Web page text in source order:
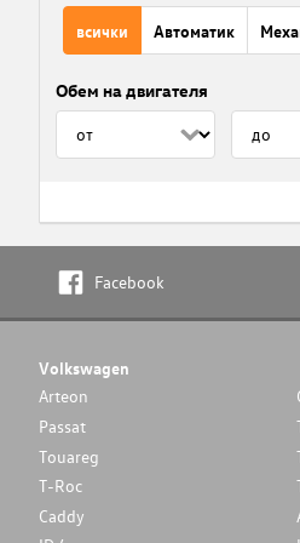
всички Автоматик
Обем на двигателя
Facebook
Volkswagen
Arteon
Passat
Touareg
T-Roc
Caddy